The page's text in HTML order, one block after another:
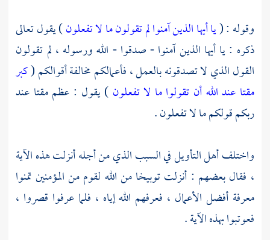
وقوله : (يا أيها الذين آمنوا لم تقولون ما لا تفعلون) يقول تعالى
ذكره : يا أيها الذين آمنوا - صدقوا - الله ورسوله ، لم تقولون
القول الذي لا تصدقونه بالعمل ، فأعمالكم مخالفة أقوالكم (كبر
مقتا عند الله أن تقولوا ما لا تفعلون ) يقول : عظم مقتا عند
ربكم قولكم ما لا تفعلون .
واختلف أهل التأويل في السبب الذي من أجله أنزلت هذه الآية
، فقال بعضهم : أنزلت توبيخا من الله لقوم من المؤمنين تمنوا
معرفة أفضل الأعمال ، فعرفهم الله إياه ، فلما عرفوا قصروا ،
فعوتبوا بهذه الآية .